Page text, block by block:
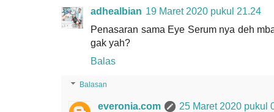
adhealbian 19 Maret 2020 pukul 21.24
Penasaran sama Eye Serum nya deh
gak yah?
Balas
Balasan
everonia.com
25 Maret 2020 pukul